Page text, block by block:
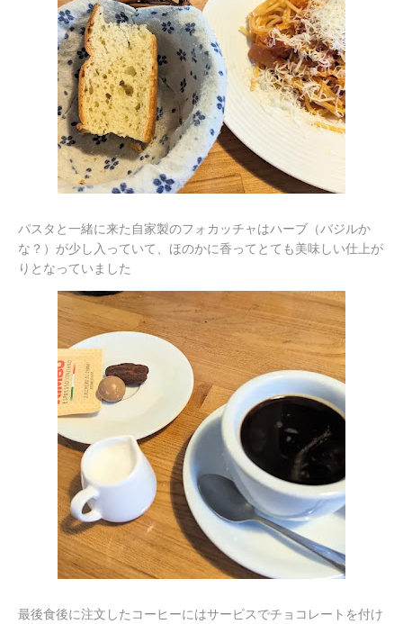
パスタと一緒に来た自家製のフォカッチャはハーブ（バジルか
な？）が少し入っていて、ほのかに香ってとても美味しい仕上が
りとなっていました
最後食後に注文したコーヒーにはサービスでチョコレートを付け